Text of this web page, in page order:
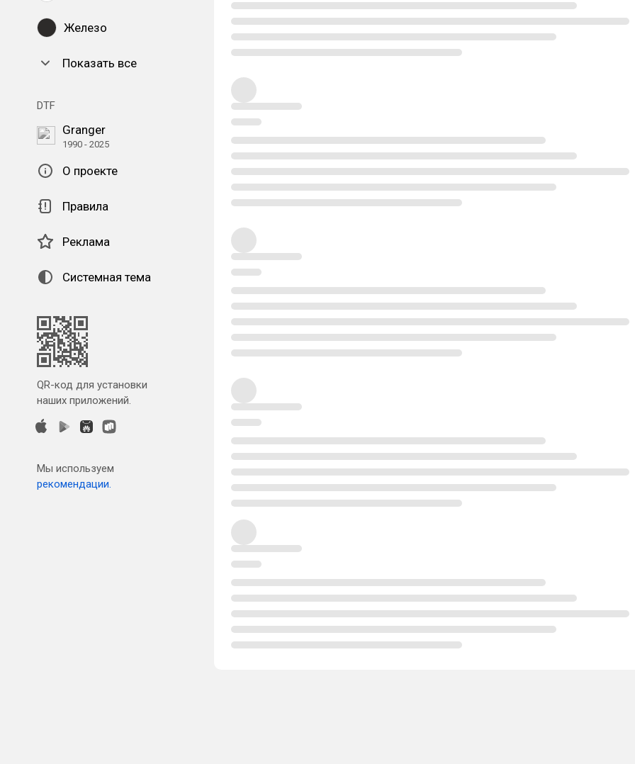
Железо
Показать все
DTF
Granger
1990 - 2025
О проекте
Правила
Реклама
Системная тема
QR-код для установки
наших приложений.
Мы используем
рекомендации.